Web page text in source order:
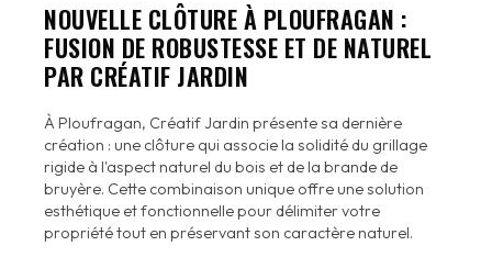
NOUVELLE CLÔTURE À PLOUFRAGAN :
FUSION DE ROBUSTESSE ET DE NATUREL
PAR CRÉATIF JARDIN
À Ploufragan, Créatif Jardin présente sa dernière
création : une clôture qui associe la solidité du grillage
rigide à l'aspect naturel du bois et de la brande de
bruyère. Cette combinaison unique offre une solution
esthétique et fonctionnelle pour délimiter votre
propriété tout en préservant son caractère naturel.